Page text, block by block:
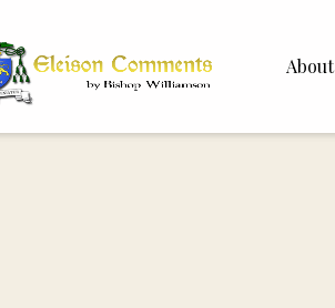
About